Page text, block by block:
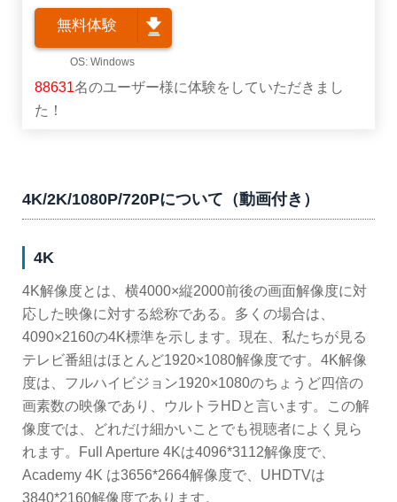
無料体験
88631名のユーザー様に体験をしていただきまし
た！
4K/2K/1080P/720Pについて（動画付き）
4K
4K解像度とは、横4000×縦2000前後の画面解像度に対
応した映像に対する総称である。多くの場合は、
4090×2160の4K標準を示します。現在、私たちが見る
テレビ番組はほとんど1920×1080解像度です。4K解像
度は、フルハイビジョン1920×1080のちょうど四倍の
画素数の映像であり、ウルトラHDと言います。この解
像度では、どれだけ細かいことでも視聴者によく見ら
れます。Full Aperture 4Kは4096*3112解像度で、
Academy 4K は3656*2664解像度で、UHDTVは
3840*2160解像度であります。